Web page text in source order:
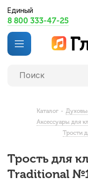
Единый
8 800 333-47-25
Каталог -
Аксессуары для
Трости
Трость для
Traditional